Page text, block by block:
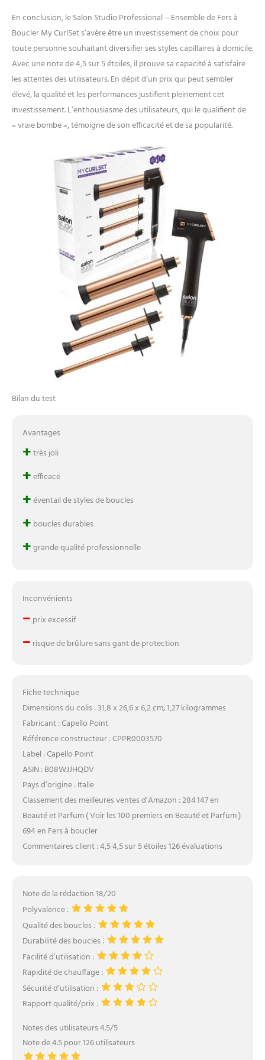
En conclusion, le Salon Studio Professional – Ensemble de Fers à
Boucler My CurlSet s’avère être un investissement de choix pour
toute personne souhaitant diversifier ses styles capillaires à domicile.
Avec une note de 4,5 sur 5 étoiles, il prouve sa capacité à satisfaire
les attentes des utilisateurs. En dépit d’un prix qui peut sembler
élevé, la qualité et les performances justifient pleinement cet
investissement. L’enthousiasme des utilisateurs, qui le qualifient de
« vraie bombe », témoigne de son efficacité et de sa popularité.
Bilan du test
Avantages
+très joli
+efficace
+éventail de styles de boucles
+ boucles durables
+grande qualité professionnelle
Inconvénients
– prix excessif
– risque de brûlure sans gant de protection
Fiche technique
Dimensions du colis : 31,8 x 26,6 x 6,2 cm; 1,27 kilogrammes
Fabricant : Capello Point
Référence constructeur : CPPR0003570
Label : Capello Point
ASIN : B08WJJHQDV
Pays d’origine : Italie
Classement des meilleures ventes d’Amazon : 284 147 en
Beauté et Parfum ( Voir les 100 premiers en Beauté et Parfum )
694 en Fers à boucler
Commentaires client : 4,5 4,5 sur 5 étoiles 126 évaluations
Note de la rédaction 18/20
Polyvalence :
Qualité des boucles :
Durabilité des boucles :
Facilité d’utilisation :
Rapidité de chauffage :
Sécurité d’utilisation :
Rapport qualité/prix :
Notes des utilisateurs 4.5/5
Note de 4.5 pour 126 utilisateurs